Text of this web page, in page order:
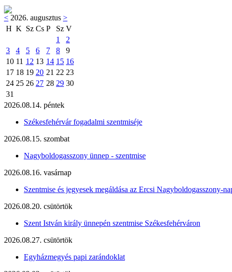
< 2026. augusztus >
H K Sz Cs P Sz V
1
2
3
4 5 6 7 8
9
10 11 12 13 14 15 16
17 18 19 20 21 22 23
24 25 26 27 28 29 30
31
2026.08.14. péntek
Székesfehérvár fogadalmi szentmiséje
2026.08.15. szombat
Nagyboldogasszony ünnep - szentmise
2026.08.16. vasárnap
Szentmise és jegyesek megáldása az Ercsi Nagyboldogasszony-
2026.08.20. csütörtök
Szent István király ünnepén szentmise Székesfehérváron
2026.08.27. csütörtök
Egyházmegyés papi zarándoklat